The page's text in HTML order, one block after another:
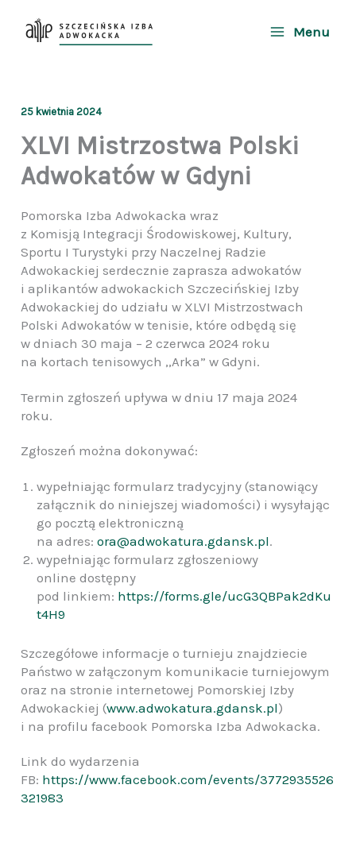
Menu
25 kwietnia 2024
XLVI Mistrzostwa Polski
Adwokatów w Gdyni
Pomorska Izba Adwokacka wraz
z Komisją Integracji Środowiskowej, Kultury,
Sportu I Turystyki przy Naczelnej Radzie
Adwokackiej serdecznie zaprasza adwokatów
i aplikantów adwokackich Szczecińskiej Izby
Adwokackiej do udziału w XLVI Mistrzostwach
Polski Adwokatów w tenisie, które odbędą się
w dniach 30 maja – 2 czerwca 2024 roku
na kortach tenisowych ,,Arka” w Gdyni.
Termin zgłoszeń upływa w dniu 17 maja 2024
roku.
Zgłoszeń można dokonywać:
wypełniając formularz tradycyjny (stanowiący
załącznik do niniejszej wiadomości) i wysyłając
go pocztą elektroniczną
na adres:ora@adwokatura.gdansk.pl.
wypełniając formularz zgłoszeniowy
online dostępny
pod linkiem: https://forms.gle/ucG3QBPak2dKu
t4H9
Szczegółowe informacje o turnieju znajdziecie
Państwo w załączonym komunikacie turniejowym
oraz na stronie internetowej Pomorskiej Izby
Adwokackiej (www.adwokatura.gdansk.pl)
i na profilu facebook Pomorska Izba Adwokacka.
Link do wydarzenia
FB: https://www.facebook.com/events/3772935526
321983